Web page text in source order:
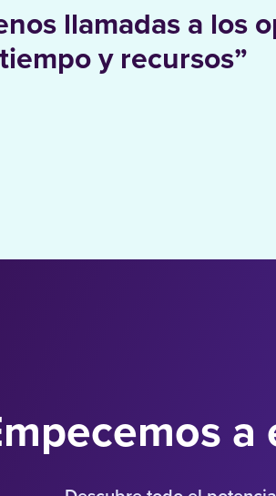
llamadas a los
y recursos”